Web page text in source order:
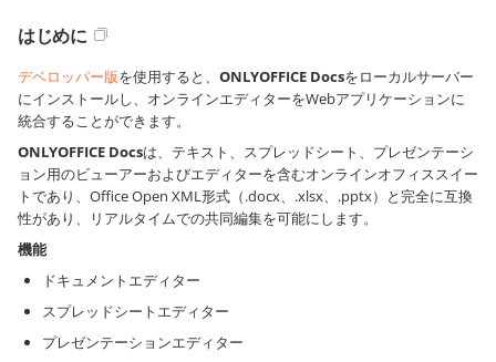
はじめに
デベロッパー版を使用すると、 ONLYOFFICE Docsをローカルサーバー
にインストールし、オンラインエディターをWebアプリケーションに
統合することができます。
ONLYOFFICE Docsは、テキスト、スプレッドシート、プレゼンテーシ
ョン用のビューアーおよびエディターを含むオンラインオフィススイー
トであり、Office Open XML形式（.docx、.xlsx、.pptx）と完全に互換
性があり、リアルタイムでの共同編集を可能にします。
機能
ドキュメントエディター
スプレッドシートエディター
プレゼンテーションエディター